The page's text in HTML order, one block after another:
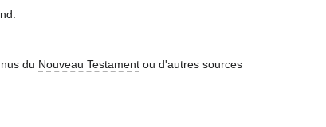
du Nouveau Testament ou d'autres sources